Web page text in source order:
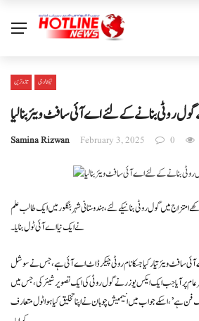
تازہ ترین ٹیکنالوجی
روٹی بنانےکےلئےاےآئی سافٹ ویئر بنالیا
Samina Rizwan February 3, 2025 0
امتزاج میں گول روٹی بنانیکے لئے ، ہندوستانی شہر بنگلور میں ایک طالب علم
نے ایک نیا اے آئی ٹول بنایا۔
سافٹ ویئر تیار کیا جسکا نام روٹی چیکر ڈاٹ اے آئی ہے ، جس نے سوشل
عام پر آیا جب ایک ایکس یوزر نے گول روٹی کی ایک تصویر شیئر کی ، جس میں
فن ہے’ ، اسکے جواب میں انیمیش چوہان نے اپنا تخلیق کیا ہوا ٹول متعارف